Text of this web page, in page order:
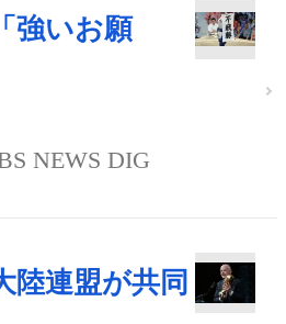
強いお願
NEWS DIG
陸連盟が共同